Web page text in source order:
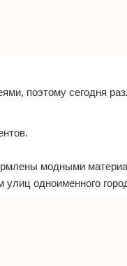
поэтому сегодня
модными
одноименного